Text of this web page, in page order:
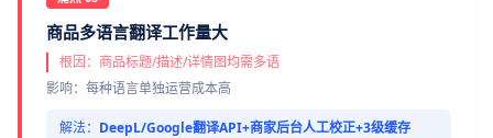
商品多语言翻译工作量大
根因：商品标题/描述/详情图均需多语
影响：每种语言单独运营成本高
解法： DeepL/Google翻译API+商家后台人工校正+3级缓存